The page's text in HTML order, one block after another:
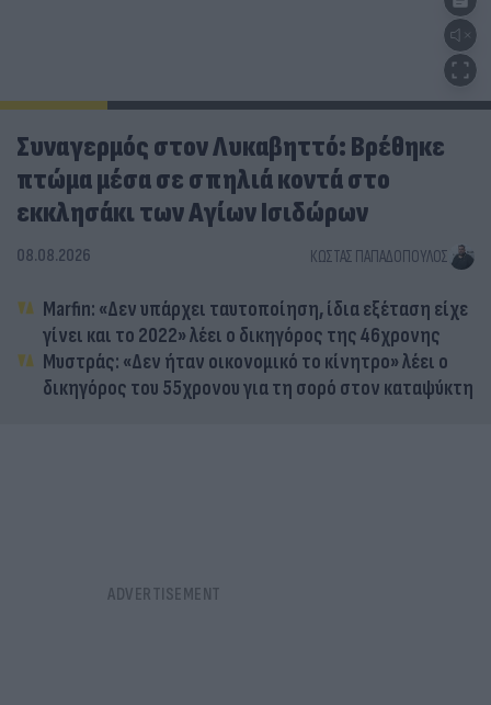
Συναγερμός στον Λυκαβηττό: Βρέθηκε
πτώμα μέσα σε σπηλιά κοντά στο
εκκλησάκι των Αγίων Ισιδώρων
08.08.2026 ΚΏΣΤΑΣ ΠΑΠΑΔΌΠΟΥΛΟΣ
Marfin: «Δεν υπάρχει ταυτοποίηση, ίδια εξέταση είχε
γίνει και το 2022» λέει ο δικηγόρος της 46χρονης
Μυστράς: «Δεν ήταν οικονομικό το κίνητρο» λέει ο
δικηγόρος του 55χρονου για τη σορό στον καταψύκτη